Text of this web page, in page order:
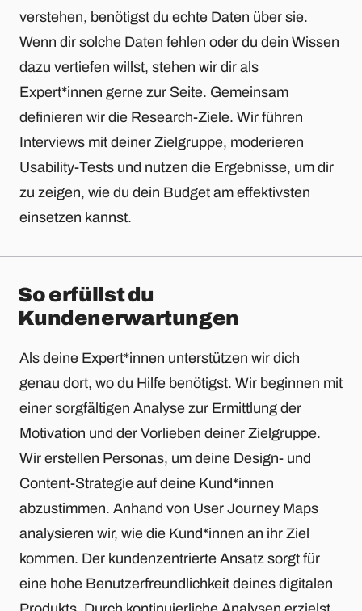
verstehen, benötigst du echte Daten über sie.
Wenn dir solche Daten fehlen oder du dein Wissen
dazu vertiefen willst, stehen wir dir als
Expert*innen gerne zur Seite. Gemeinsam
definieren wir die Research-Ziele. Wir führen
Interviews mit deiner Zielgruppe, moderieren
Usability-Tests und nutzen die Ergebnisse, um dir
zu zeigen, wie du dein Budget am effektivsten
einsetzen kannst.
So erfüllst du
Kundenerwartungen
Als deine Expert*innen unterstützen wir dich
genau dort, wo du Hilfe benötigst. Wir beginnen mit
einer sorgfältigen Analyse zur Ermittlung der
Motivation und der Vorlieben deiner Zielgruppe.
Wir erstellen Personas, um deine Design- und
Content-Strategie auf deine Kund*innen
abzustimmen. Anhand von User Journey Maps
analysieren wir, wie die Kund*innen an ihr Ziel
kommen. Der kundenzentrierte Ansatz sorgt für
eine hohe Benutzerfreundlichkeit deines digitalen